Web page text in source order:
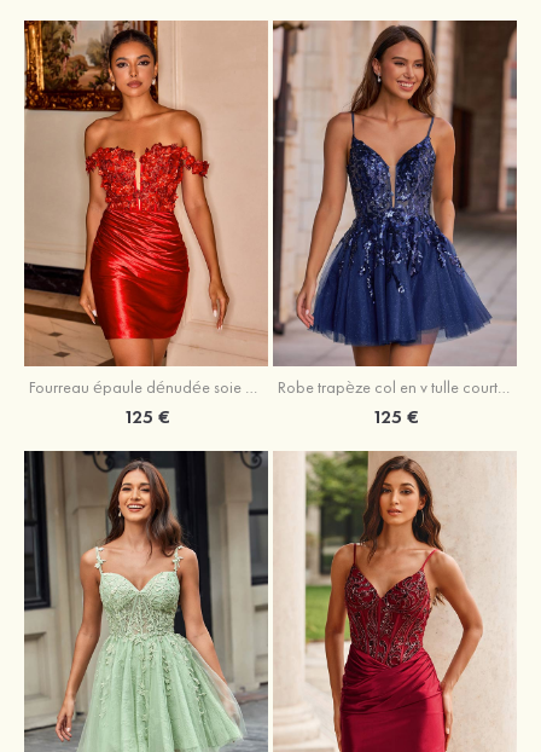
Fourreau épaule dénudée soie comme du satin courte/mini robe de fête de la rentrée
125 €
Robe trapèze col en v tulle courte/mini robe de fête de la rentrée avec poches paillettes
125 €